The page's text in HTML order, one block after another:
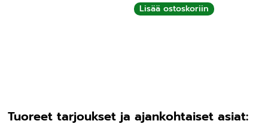
Lisää ostoskoriin
Tuoreet tarjoukset ja ajankohtaiset asiat: